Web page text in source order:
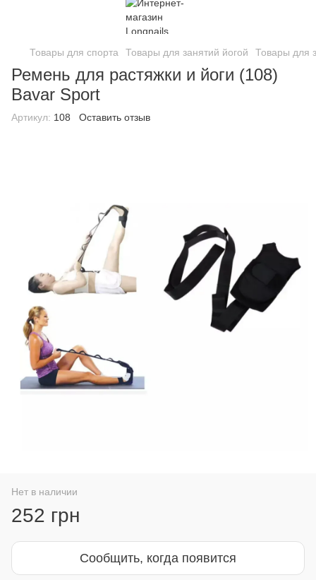
Товары для спорта Товары для занятий йогой Товары для
Ремень для растяжки и йоги (108)
Bavar Sport
Артикул: 108 Оставить отзыв
Нет в наличии
252 грн
Сообщить, когда появится